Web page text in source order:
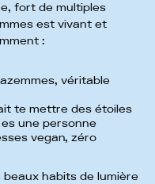
fort de multiples
est vivant et
:
véritable
te mettre des étoiles
une personne
vegan, zéro
beaux habits de lumière